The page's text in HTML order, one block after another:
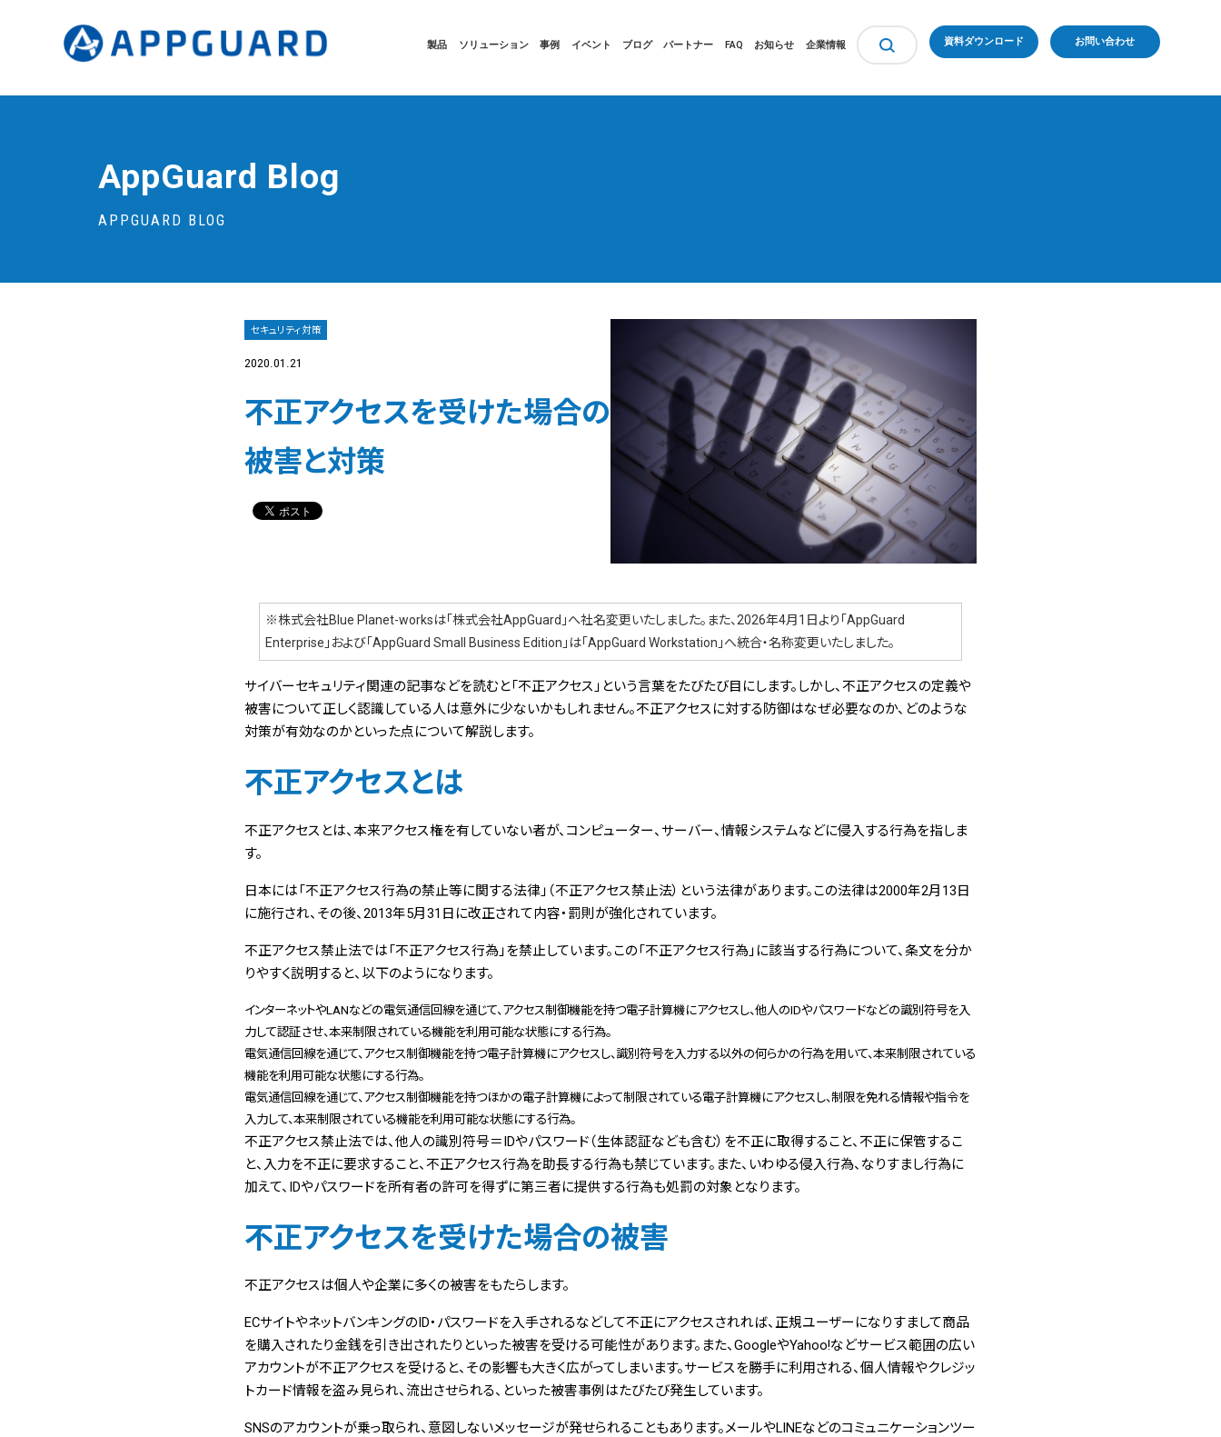
製品 ソリューション 事例 イベント ブログ パートナー FAQ お知らせ 企業情報 資料ダウンロード お問い合わせ
AppGuard Blog
APPGUARD BLOG
セキュリティ対策
2020.01.21
不正アクセスを受けた場合の
被害と対策
※株式会社Blue Planet-worksは「株式会社AppGuard」へ社名変更いたしました。また、2026年4月1日より「AppGuard
Enterprise」および「AppGuard Small Business Edition」は「AppGuard Workstation」へ統合・名称変更いたしました。
サイバーセキュリティ関連の記事などを読むと「不正アクセス」という言葉をたびたび目にします。しかし、不正アクセスの定義や
被害について正しく認識している人は意外に少ないかもしれません。不正アクセスに対する防御はなぜ必要なのか、どのような
対策が有効なのかといった点について解説します。
不正アクセスとは
不正アクセスとは、本来アクセス権を有していない者が、コンピューター、サーバー、情報システムなどに侵入する行為を指しま
す。
日本には「不正アクセス行為の禁止等に関する法律」（不正アクセス禁止法）という法律があります。この法律は2000年2月13日
に施行され、その後、2013年5月31日に改正されて内容・罰則が強化されています。
不正アクセス禁止法では「不正アクセス行為」を禁止しています。この「不正アクセス行為」に該当する行為について、条文を分か
りやすく説明すると、以下のようになります。
インターネットやLANなどの電気通信回線を通じて、アクセス制御機能を持つ電子計算機にアクセスし、他人のIDやパスワードなどの識別符号を入
力して認証させ、本来制限されている機能を利用可能な状態にする行為。
電気通信回線を通じて、アクセス制御機能を持つ電子計算機にアクセスし、識別符号を入力する以外の何らかの行為を用いて、本来制限されている
機能を利用可能な状態にする行為。
電気通信回線を通じて、アクセス制御機能を持つほかの電子計算機によって制限されている電子計算機にアクセスし、制限を免れる情報や指令を
入力して、本来制限されている機能を利用可能な状態にする行為。
不正アクセス禁止法では、他人の識別符号＝IDやパスワード（生体認証なども含む）を不正に取得すること、不正に保管するこ
と、入力を不正に要求すること、不正アクセス行為を助長する行為も禁じています。また、いわゆる侵入行為、なりすまし行為に
加えて、IDやパスワードを所有者の許可を得ずに第三者に提供する行為も処罰の対象となります。
不正アクセスを受けた場合の被害
不正アクセスは個人や企業に多くの被害をもたらします。
ECサイトやネットバンキングのID・パスワードを入手されるなどして不正にアクセスされれば、正規ユーザーになりすまして商品
を購入されたり金銭を引き出されたりといった被害を受ける可能性があります。また、GoogleやYahoo!などサービス範囲の広い
アカウントが不正アクセスを受けると、その影響も大きく広がってしまいます。サービスを勝手に利用される、個人情報やクレジッ
トカード情報を盗み見られ、流出させられる、といった被害事例はたびたび発生しています。
SNSのアカウントが乗っ取られ、意図しないメッセージが発せられることもあります。メールやLINEなどのコミュニケーションツー